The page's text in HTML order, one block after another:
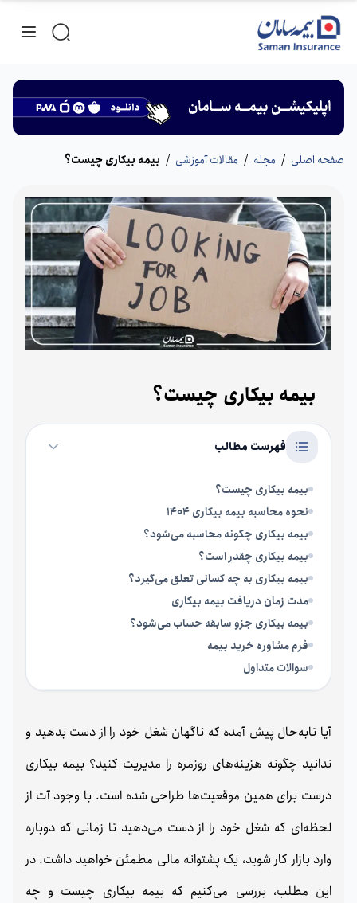
صفحه اصلی / مجله / مقالات آموزشی / بیمه بیکاری چیست؟
بیمه بیکاری چیست؟
فهرست مطالب
بیمه بیکاری چیست؟
نحوه محاسبه بیمه بیکاری 1404
بیمه بیکاری چگونه محاسبه می‌شود؟
بیمه بیکاری چقدر است؟
بیمه بیکاری به چه کسانی تعلق می‌گیرد؟
مدت زمان دریافت بیمه بیکاری
بیمه بیکاری جزو سابقه حساب می‌شود؟
فرم مشاوره خرید بیمه
سوالات متداول
آیا تا‌به‌حال پیش آمده که ناگهان شغل خود را از دست بدهید و
ندانید چگونه هزینه‌های روزمره را مدیریت کنید؟ بیمه بیکاری
درست برای همین موقعیت‌ها طراحی شده است. با وجود آت از
لحظه‌ای که شغل خود را از دست می‌دهید تا زمانی که دوباره
وارد بازار کار شوید، یک پشتوانه مالی مطمئن خواهید داشت. در
این مطلب، بررسی می‌کنیم که بیمه بیکاری چیست و چه